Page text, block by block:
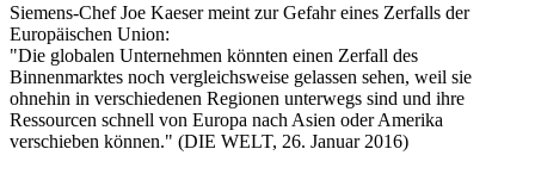
Siemens-Chef Joe Kaeser meint zur Gefahr eines Zerfalls der
Europäischen Union:
"Die globalen Unternehmen könnten einen Zerfall des
Binnenmarktes noch vergleichsweise gelassen sehen, weil sie
ohnehin in verschiedenen Regionen unterwegs sind und ihre
Ressourcen schnell von Europa nach Asien oder Amerika
verschieben können." (DIE WELT, 26. Januar 2016)